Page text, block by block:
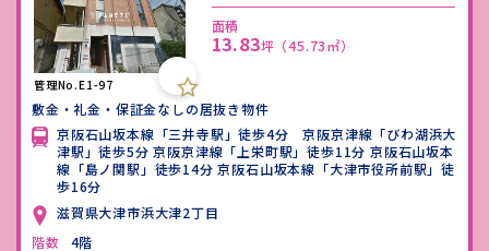
管理No.E1-97
面積
13.83坪 （45.73㎡）
敷金・礼金・保証金なしの居抜き物件
京阪石山坂本線「三井寺駅」徒歩4分 京阪京津線「びわ湖浜大
津駅」徒歩5分 京阪京津線「上栄町駅」徒歩11分 京阪石山坂本
線「島ノ関駅」徒歩14分 京阪石山坂本線「大津市役所前駅」徒
歩16分
滋賀県大津市浜大津2丁目
階数
4階